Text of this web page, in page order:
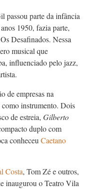
passou parte da infância
1950, fazia parte,
Desafinados. Nessa
musical que
influenciado pelo jazz,
de empresas na
instrumento. Dois
de estreia, Gilberto
duplo com
conheceu Caetano
Costa, Tom Zé e outros,
inaugurou o Teatro Vila